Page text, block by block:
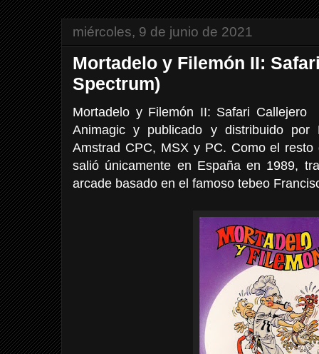
miércoles, 9 de junio de 2021
Mortadelo y Filemón II:
Spectrum)
Mortadelo y Filemón II: Safari Callejero
Animagic y publicado y distribuido por
Amstrad CPC, MSX y PC. Como el
salió únicamente en España en 1989,
arcade basado en el famoso tebeo